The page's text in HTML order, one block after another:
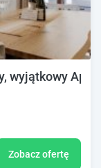
wyjątkowy
Zobacz ofertę